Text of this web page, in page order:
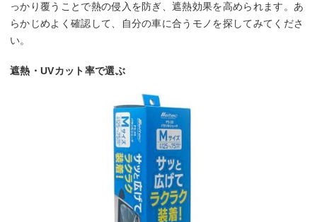
っかり覆うことで熱の侵入を防ぎ、遮熱効果を高められます。あ
らかじめよく確認して、自分の車に合うモノを探してみてくださ
い。
遮熱・UVカット率で選ぶ